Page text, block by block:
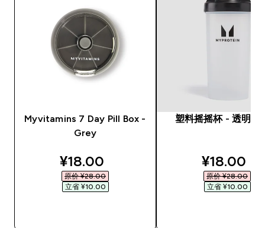
Myvitamins 7 Day Pill Box -
Grey
discounted price
¥18.00‎
原价 ¥28.00‎
立省 ¥10.00‎
塑料摇摇杯 - 透明 /
¥18.00‎
原价 ¥28.00‎
立省 ¥10.00‎